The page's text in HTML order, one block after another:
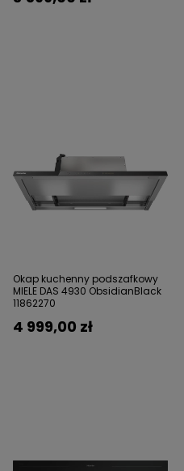
Okap kuchenny podszafkowy
MIELE DAS 4930 ObsidianBlack
11862270
4 999,00 zł